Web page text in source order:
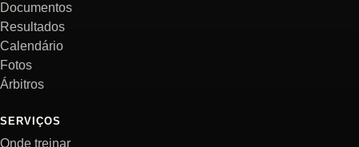
Documentos
Resultados
Calendário
Fotos
Árbitros
SERVIÇOS
Onde treinar